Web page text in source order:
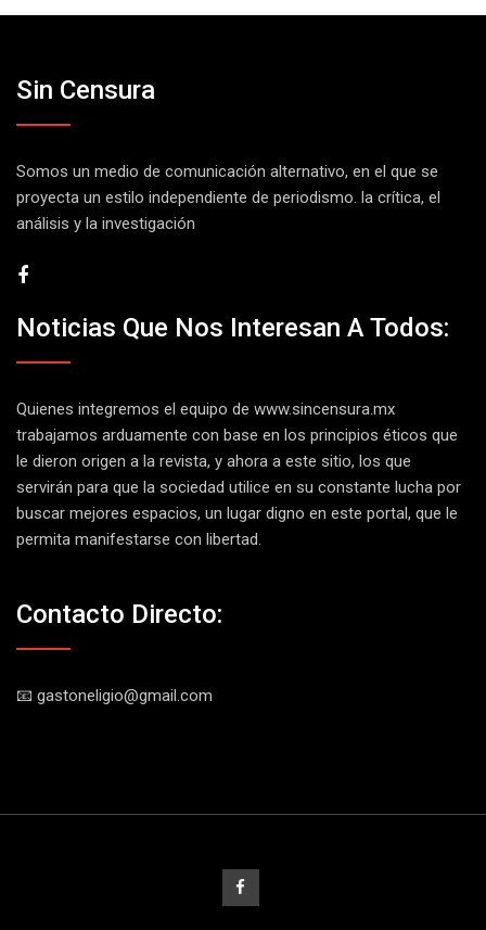
Sin Censura
Somos un medio de comunicación alternativo, en el que se
proyecta un estilo independiente de periodismo. la crítica, el
análisis y la investigación
Noticias Que Nos Interesan A Todos:
Quienes integremos el equipo de www.sincensura.mx
trabajamos arduamente con base en los principios éticos que
le dieron origen a la revista, y ahora a este sitio, los que
servirán para que la sociedad utilice en su constante lucha por
buscar mejores espacios, un lugar digno en este portal, que le
permita manifestarse con libertad.
Contacto Directo:
📧 gastoneligio@gmail.com